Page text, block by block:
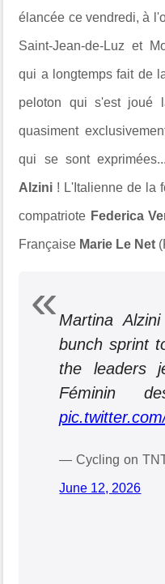
élancée ce vendredi, à
Saint-Jean-de-Luz et
qui a longtemps fait de
peloton qui s'est joué
quasiment
qui se sont
Alzini ! L'Italienne de la
compatriote Federica
Française Marie Le Net
Martina
bunch sprint
the leaders
Féminin
— Cycling on
June 12, 2026